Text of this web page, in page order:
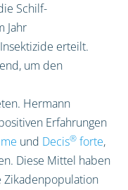
Schilf-
Jahr
erteilt.
um den
Hermann
Erfahrungen
und Decis®forte,
Diese Mittel haben
Zikadenpopulation